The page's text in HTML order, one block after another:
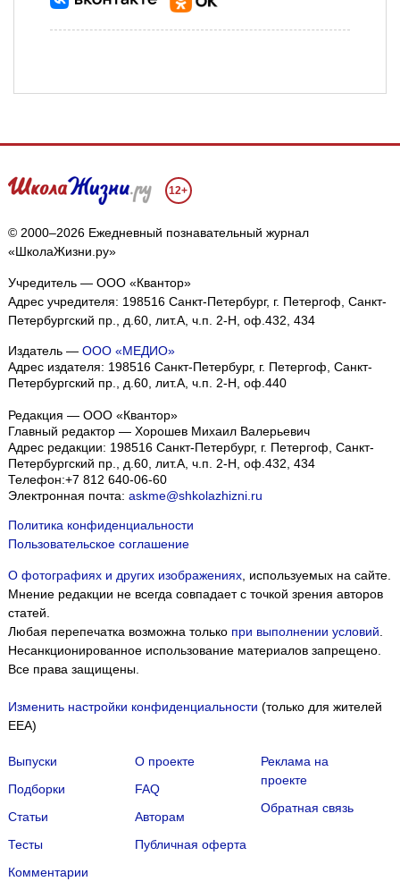
12+
© 2000–2026 Ежедневный познавательный журнал
«ШколаЖизни.ру»
Учредитель — ООО «Квантор»
Адрес учредителя: 198516 Санкт-Петербург, г. Петергоф, Санкт-
Петербургский пр., д.60, лит.А, ч.п. 2-Н, оф.432, 434
Издатель — ООО «МЕДИО»
Адрес издателя: 198516 Санкт-Петербург, г. Петергоф, Санкт-
Петербургский пр., д.60, лит.А, ч.п. 2-Н, оф.440
Редакция — ООО «Квантор»
Главный редактор — Хорошев Михаил Валерьевич
Адрес редакции: 198516 Санкт-Петербург, г. Петергоф, Санкт-
Петербургский пр., д.60, лит.А, ч.п. 2-Н, оф.432, 434
Телефон:+7 812 640-06-60
Электронная почта: askme@shkolazhizni.ru
Политика конфиденциальности
Пользовательское соглашение
О фотографиях и других изображениях, используемых на сайте.
Мнение редакции не всегда совпадает с точкой зрения авторов
статей.
Любая перепечатка возможна только при выполнении условий.
Несанкционированное использование материалов запрещено.
Все права защищены.
Изменить настройки конфиденциальности (только для жителей
EEA)
Выпуски
Подборки
Статьи
Тесты
Комментарии
О проекте
FAQ
Авторам
Публичная оферта
Реклама на
проекте
Обратная связь